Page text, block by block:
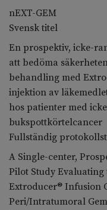
nEXT-GEM
Svensk titel
En prospektiv, icke-
att bedöma
behandling med
injektion av
hos patienter med
bukspottkörtelcancer
Fullständig
A Single-center,
Pilot Study
Extroducer® Infusion
Peri/Intratumoral